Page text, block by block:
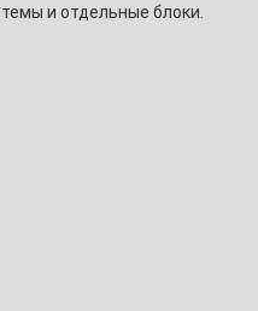
и отдельные блоки.